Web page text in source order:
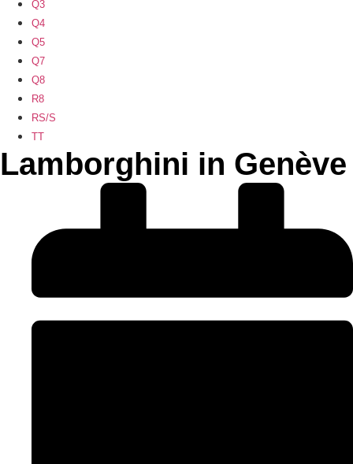
Q3
Q4
Q5
Q7
Q8
R8
RS/S
TT
Lamborghini in Genève